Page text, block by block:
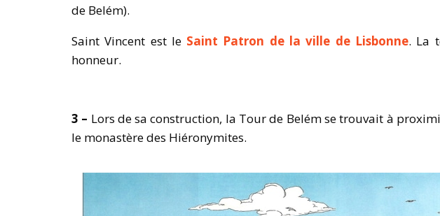
de Belém).
Saint Vincent est le Saint Patron de la ville de Lisbonne. La
honneur.
3 – Lors de sa construction, la Tour de Belém se trouvait à
le monastère des Hiéronymites.